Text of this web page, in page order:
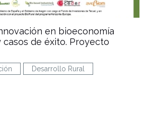
en bioeconomía
casos de éxito. Proyecto
Desarrollo Rural